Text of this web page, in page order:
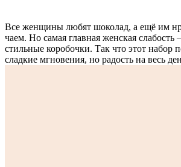
Все женщины любят шоколад, а ещё им
чаем. Но самая главная женская
стильные коробочки. Так что этот набор
сладкие мгновения, но радость на весь